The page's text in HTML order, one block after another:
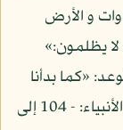
و الأرض
يظلمون:»
الوعد: «كما بدأنا
أول خلق نعيده وعدا علينا إنا كنا فاعلين:» الأنبياء: - 104 إلى